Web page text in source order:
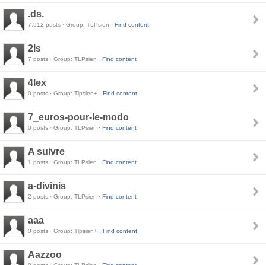
.ds.
7,512 posts · Group: TLPsien · Find content
2ls
7 posts · Group: TLPsien · Find content
4lex
0 posts · Group: Tlpsien+ · Find content
7_euros-pour-le-modo
0 posts · Group: TLPsien · Find content
A suivre
1 posts · Group: TLPsien · Find content
a-divinis
2 posts · Group: TLPsien · Find content
aaa
0 posts · Group: Tlpsien+ · Find content
Aazzoo